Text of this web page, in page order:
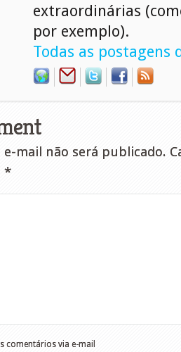
extraordinárias
por exemplo).
Todas as postagens
e-mail não será publicado.
*
comentários via e-mail